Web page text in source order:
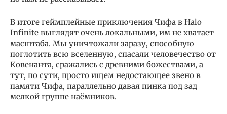
В итоге геймплейные приключения Чифа в Halo
Infinite выглядят очень локальными, им не хватает
масштаба. Мы уничтожали заразу, способную
поглотить всю вселенную, спасали человечество от
Ковенанта, сражались с древними божествами, а
тут, по сути, просто ищем недостающее звено в
памяти Чифа, параллельно давая пинка под зад
мелкой группе наёмников.